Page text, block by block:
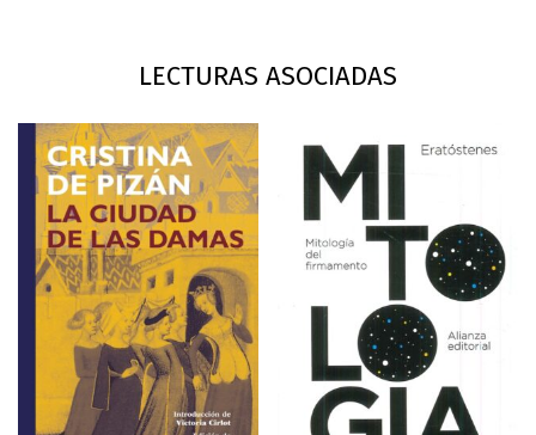
LECTURAS ASOCIADAS